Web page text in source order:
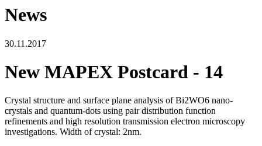
News
30.11.2017
New MAPEX Postcard - 14
Crystal structure and surface plane analysis of Bi2WO6 nano-
crystals and quantum-dots using pair distribution function
refinements and high resolution transmission electron microscopy
investigations. Width of crystal: 2nm.